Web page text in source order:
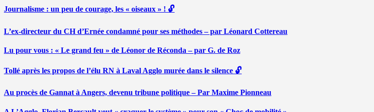
Journalisme : un peu de courage, les « oiseaux » ! 🔓
L’ex-directeur du CH d’Ernée condamné pour ses méthodes – par Léonard Cottereau
Lu pour vous : « Le grand feu » de Léonor de Réconda – par G. de Roz
Tollé après les propos de l’élu RN à Laval Agglo murée dans le silence 🔓
Au procès de Gannat à Angers, devenu tribune politique – Par Maxime Pionneau